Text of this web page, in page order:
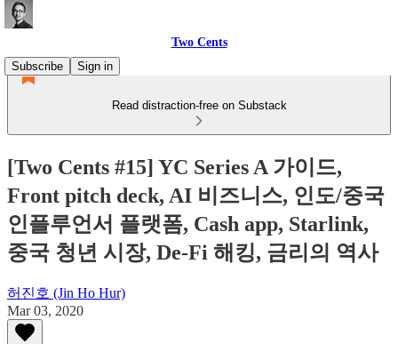
Two Cents
Subscribe
Sign in
Read distraction-free on Substack
[Two Cents #15] YC Series A 가이드,
Front pitch deck, AI 비즈니스, 인도/중국
인플루언서 플랫폼, Cash app, Starlink,
중국 청년 시장, De-Fi 해킹, 금리의 역사
허진호 (Jin Ho Hur)
Mar 03, 2020